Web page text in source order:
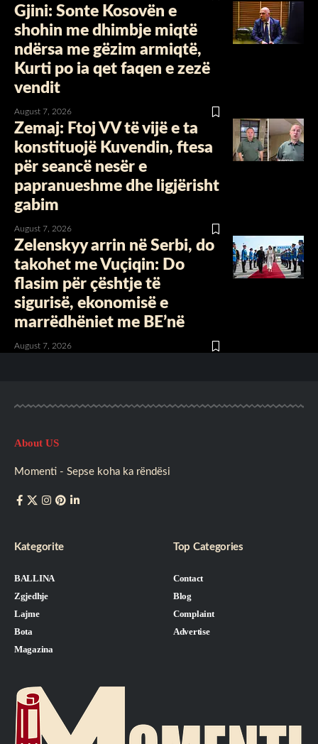
Gjini: Sonte Kosovën e
shohin me dhimbje miqtë
ndërsa me gëzim armiqtë,
Kurti po ia qet faqen e zezë
vendit
August 7, 2026
Zemaj: Ftoj VV të vijë e ta
konstituojë Kuvendin, ftesa
për seancë nesër e
papranueshme dhe ligjërisht
gabim
August 7, 2026
Zelenskyy arrin në Serbi, do
takohet me Vuçiqin: Do
flasim për çështje të
sigurisë, ekonomisë e
marrëdhëniet me BE’në
August 7, 2026
About US
Momenti - Sepse koha ka rëndësi
Kategorite
BALLINA
Zgjedhje
Lajme
Bota
Magazina
Top Categories
Contact
Blog
Complaint
Advertise